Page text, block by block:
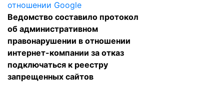
Ведомство составило протокол
об административном
правонарушении в отношении
интернет-компании за отказ
подключаться к реестру
запрещенных сайтов